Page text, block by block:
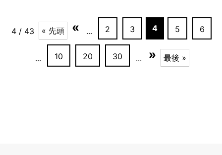
4 / 43 « 先頭 « ... 2 3 4 5 6
... 10 20 30 ... » 最後 »